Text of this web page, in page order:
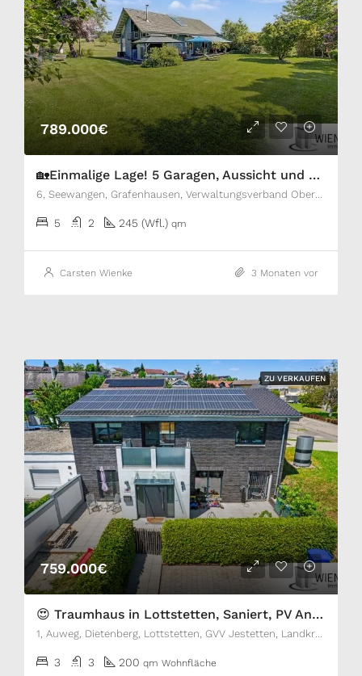
789.000€
🏡Einmalige Lage! 5 Garagen, Aussicht und Weite, Traumobjekt mit Hochwertiger Ausstattung, Ruhe garantiert, Glasfaser vorhanden
6, Seewangen, Grafenhausen, Verwaltungsverband Oberes Schlüchttal, Landkreis Waldshut, Baden-Württemberg, 79865, Deutschland
5 2 245 (Wfl.) qm
Carsten Wienke 3 Monaten vor
ZU VERKAUFEN
759.000€
😍 Traumhaus in Lottstetten, Saniert, PV Anlage, ELW, direkt an der Schweizer Grenze
1, Auweg, Dietenberg, Lottstetten, GVV Jestetten, Landkreis Waldshut, Baden-Württemberg, 79807, Deutschland
3 3 200 qm Wohnfläche